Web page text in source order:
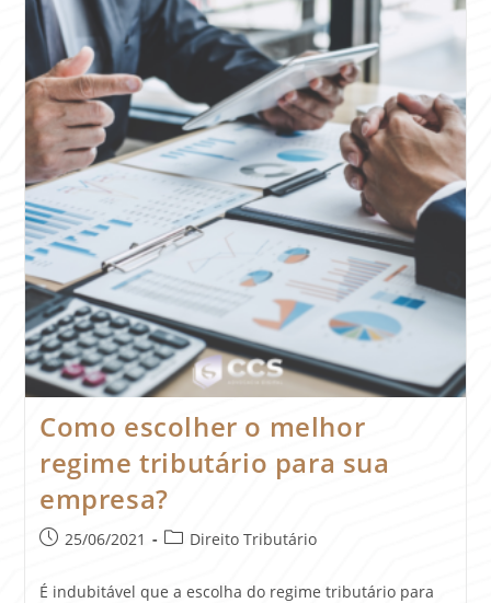
Como escolher o melhor
regime tributário para sua
empresa?
25/06/2021 Direito Tributário
É indubitável que a escolha do regime tributário para